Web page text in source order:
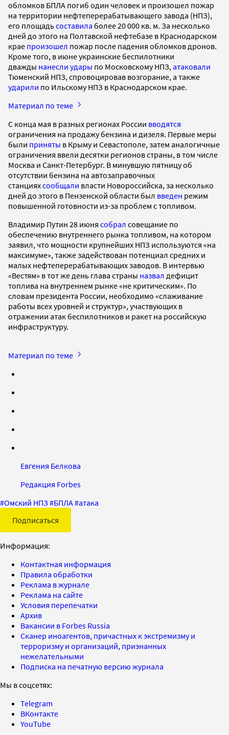
обломков БПЛА погиб один человек и произошел пожар
на территории нефтеперерабатывающего завода (НПЗ),
его площадьсоставила более 20 000 кв. м. За несколько
дней до этого на Полтавской нефтебазе в Краснодарском
крае произошел пожар после падения обломков дронов.
Кроме того, в июне украинские беспилотники
дважды нанесли удары по Московскому НПЗ, атаковали
Тюменский НПЗ, спровоцировав возгорание, а также
ударили по Ильскому НПЗ в Краснодарском крае.
Материал по теме
С конца мая в разных регионах России вводятся
ограничения на продажу бензина и дизеля. Первые меры
были приняты в Крыму и Севастополе, затем аналогичные
ограничения ввели десятки регионов страны, в том числе
Москва и Санкт-Петербург. В минувшую пятницу об
отсутствии бензина на автозаправочных
станцияхсообщали власти Новороссийска, за несколько
дней до этого в Пензенской области был введен режим
повышенной готовности из-за проблем с топливом.
Владимир Путин 28 июня собрал совещание по
обеспечению внутреннего рынка топливом, на котором
заявил, что мощности крупнейших НПЗ используются «на
максимуме», также задействован потенциал средних и
малых нефтеперерабатывающих заводов. В интервью
«Вестям» в тот же день глава страны назвал дефицит
топлива на внутреннем рынке «не критическим». По
словам президента России, необходимо «слаживание
работы всех уровней и структур», участвующих в
отражении атак беспилотников и ракет на российскую
инфраструктуру.
Материал по теме
Евгения Белкова
Редакция Forbes
#Омский НПЗ#БПЛА#атака
Подписаться
Информация:
Контактная информация
Правила обработки
Реклама в журнале
Реклама на сайте
Условия перепечатки
Архив
Вакансии в Forbes Russia
Сканер иноагентов, причастных к экстремизму и
терроризму и организаций, признанных
нежелательными
Подписка на печатную версию журнала
Мы в соцсетях:
Telegram
ВКонтакте
YouTube